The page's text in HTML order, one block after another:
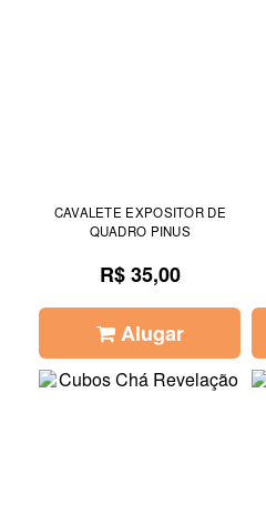
CAVALETE EXPOSITOR DE
QUADRO PINUS
R$ 35,00
Alugar